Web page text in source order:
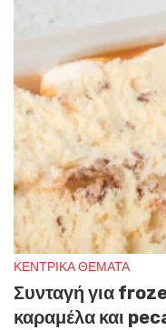
ΚΕΝΤΡΙΚΑ ΘΕΜΑΤΑ
Συνταγή για
καραμέλα και